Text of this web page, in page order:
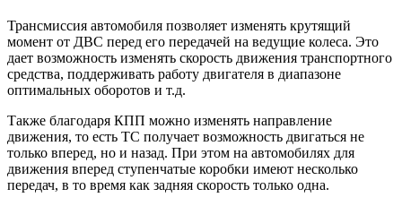
Трансмиссия автомобиля позволяет изменять крутящий
момент от ДВС перед его передачей на ведущие колеса. Это
дает возможность изменять скорость движения транспортного
средства, поддерживать работу двигателя в диапазоне
оптимальных оборотов и т.д.
Также благодаря КПП можно изменять направление
движения, то есть ТС получает возможность двигаться не
только вперед, но и назад. При этом на автомобилях для
движения вперед ступенчатые коробки имеют несколько
передач, в то время как задняя скорость только одна.